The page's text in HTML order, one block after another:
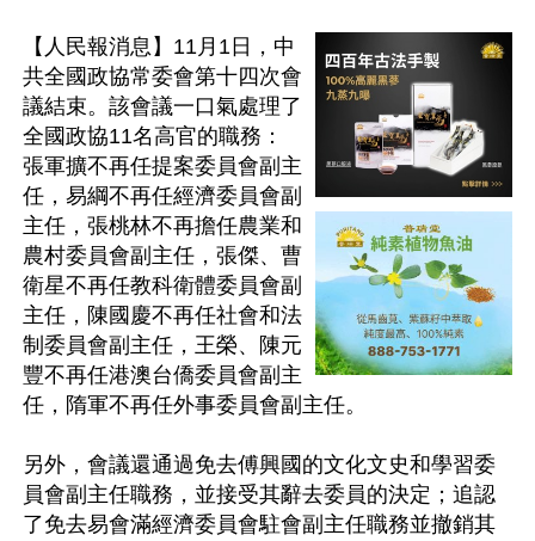
【人民報消息】11月1日，中
共全國政協常委會第十四次會
議結束。該會議一口氣處理了
全國政協11名高官的職務：
張軍擴不再任提案委員會副主
任，易綱不再任經濟委員會副
主任，張桃林不再擔任農業和
農村委員會副主任，張傑、曹
衛星不再任教科衛體委員會副
主任，陳國慶不再任社會和法
制委員會副主任，王榮、陳元
豐不再任港澳台僑委員會副主
任，隋軍不再任外事委員會副主任。
另外，會議還通過免去傅興國的文化文史和學習委
員會副主任職務，並接受其辭去委員的決定；追認
了免去易會滿經濟委員會駐會副主任職務並撤銷其